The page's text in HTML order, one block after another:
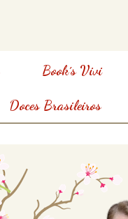
Book´s Vivi
Doces Brasileiros